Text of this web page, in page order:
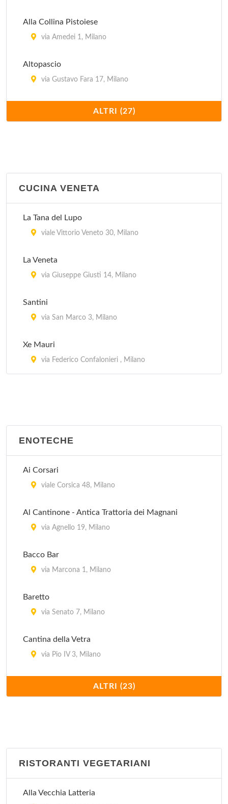
Alla Collina Pistoiese
via Amedei 1, Milano
Altopascio
via Gustavo Fara 17, Milano
Antica Pizzera Fiorentina
viale Bligny 41, Milano
Cavallini
Coco Pazzo
Da Bimbi
Da Costantino
ALTRI (27)
CUCINA VENETA
La Tana del Lupo
viale Vittorio Veneto 30, Milano
La Veneta
via Giuseppe Giusti 14, Milano
Santini
via San Marco 3, Milano
Xe Mauri
via Federico Confalonieri , Milano
ENOTECHE
Ai Corsari
viale Corsica 48, Milano
Al Cantinone - Antica Trattoria dei Magnani
via Agnello 19, Milano
Bacco Bar
via Marcona 1, Milano
Baretto
via Senato 7, Milano
Cantina della Vetra
via Pio IV 3, Milano
via Arnolfo di Cambio 1/A, Milano
Charleston
ALTRI (23)
RISTORANTI VEGETARIANI
Alla Vecchia Latteria